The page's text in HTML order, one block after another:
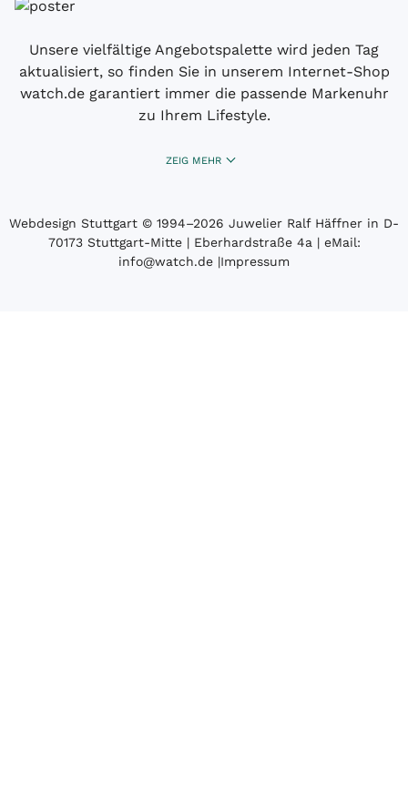
Unsere vielfältige Angebotspalette wird jeden Tag
aktualisiert, so finden Sie in unserem Internet-Shop
watch.de garantiert immer die passende Markenuhr
zu Ihrem Lifestyle.
ZEIG MEHR
Webdesign Stuttgart © 1994­–2026 Juwelier Ralf Häffner in D-
70173 Stuttgart-Mitte | Eberhardstraße 4a | eMail:
info@watch.de |Impressum